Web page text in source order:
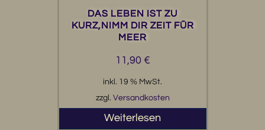
DAS LEBEN IST ZU
KURZ,NIMM DIR ZEIT FÜR
MEER
11,90 €
inkl. 19 % MwSt.
zzgl. Versandkosten
Weiterlesen